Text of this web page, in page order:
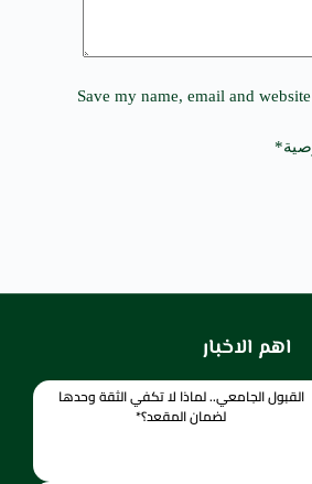
Save my name, email and
*
اهم الاخبار
القبول الجامعي.. لماذا لا تكفي الثقة وحدها
لضمان المقعد؟*